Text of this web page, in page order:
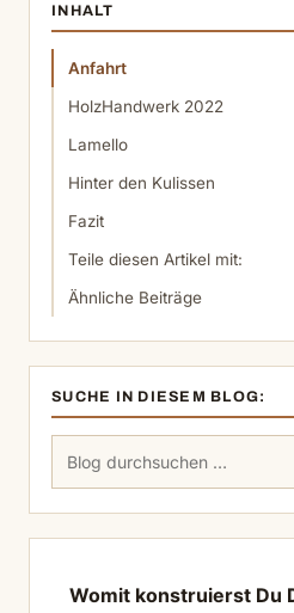
INHALT
Anfahrt
HolzHandwerk 2022
Lamello
Hinter den Kulissen
Fazit
Teile diesen Artikel mit:
Ähnliche Beiträge
SUCHE IN DIESEM BLOG:
Suchen
Womit konstruierst Du